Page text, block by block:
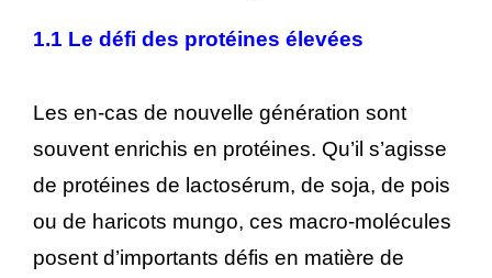
1.1 Le défi des protéines élevées
Les en-cas de nouvelle génération sont
souvent enrichis en protéines. Qu’il s’agisse
de protéines de lactosérum, de soja, de pois
ou de haricots mungo, ces macro-molécules
posent d’importants défis en matière de